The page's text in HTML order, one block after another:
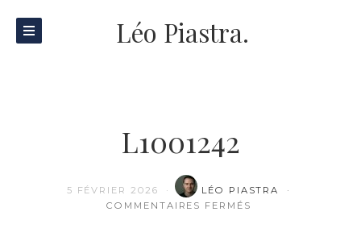
Léo Piastra.
L1001242
5 FÉVRIER 2026
LÉO PIASTRA
COMMENTAIRES FERMÉS